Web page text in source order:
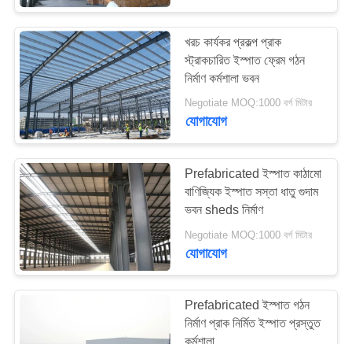
কারখানা
পরিদর্শন
গুণমান
নিয়ন্ত্রণ
আমাদের
সাথে
যোগাযোগ
করুন
খবর
খরচ কার্যকর প্রকল্প প্রাক
স্ট্রাকচারিত ইস্পাত ফ্রেম গঠন
নির্মাণ কর্মশালা ভবন
Negotiate MOQ:1000 বর্গ মিটার
যোগাযোগ
Prefabricated ইস্পাত কাঠামো
বাণিজ্যিক ইস্পাত সস্তা ধাতু গুদাম
ভবন sheds নির্মাণ
Negotiate MOQ:1000 বর্গ মিটার
যোগাযোগ
Prefabricated ইস্পাত গঠন
নির্মাণ প্রাক নির্মিত ইস্পাত প্রস্তুত